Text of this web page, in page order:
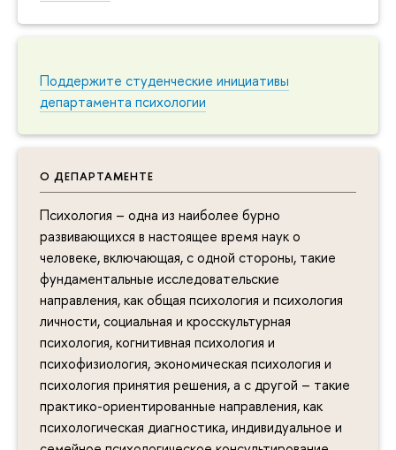
Поддержите студенческие инициативы
департамента психологии
О ДЕПАРТАМЕНТЕ
Психология – одна из наиболее бурно
развивающихся в настоящее время наук о
человеке, включающая, с одной стороны, такие
фундаментальные исследовательские
направления, как общая психология и психология
личности, социальная и кросскультурная
психология, когнитивная психология и
психофизиология, экономическая психология и
психология принятия решения, а с другой – такие
практико-ориентированные направления, как
психологическая диагностика, индивидуальное и